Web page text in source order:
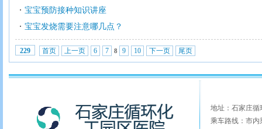
宝宝预防接种知识讲座
宝宝发烧需要注意哪几点？
229 首页 上一页 6 7 8 9 10 下一页 尾页
地址：石家庄循
乘车路线：市内